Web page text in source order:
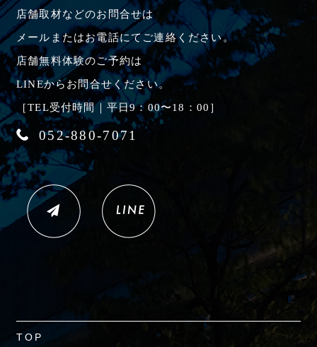
店舗取材などのお問合せは
メールまたはお電話にてご連絡ください。
店舗無料体験のご予約は
LINEからお問合せください。
［TEL受付時間｜平日9：00〜18：00］
052-880-7071
TOP